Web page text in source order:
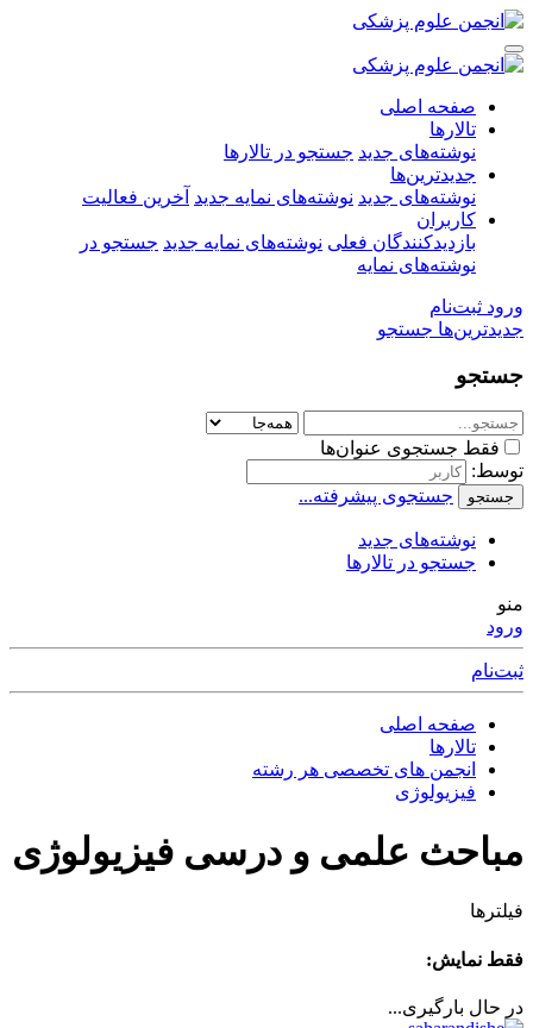
صفحه اصلی
تالارها
نوشته‌های جدید جستجو در تالارها
جدیدترین‌ها
نوشته‌های جدید نوشته‌های نمایه جدید آخرین فعالیت
کاربران
بازدیدکنندگان فعلی نوشته‌های نمایه جدید جستجو در
نوشته‌های نمایه
ورود ثبت‌نام
جدیدترین‌ها جستجو
جستجو
فقط جستجوی عنوان‌ها
توسط:
جستجو جستجوی پیشرفته...
نوشته‌های جدید
جستجو در تالارها
منو
ورود
ثبت‌نام
صفحه اصلی
تالارها
انجمن های تخصصی هر رشته
فیزیولوژی
مباحث علمی و درسی فیزیولوژی
فیلترها
فقط نمایش:
در حال بارگیری...